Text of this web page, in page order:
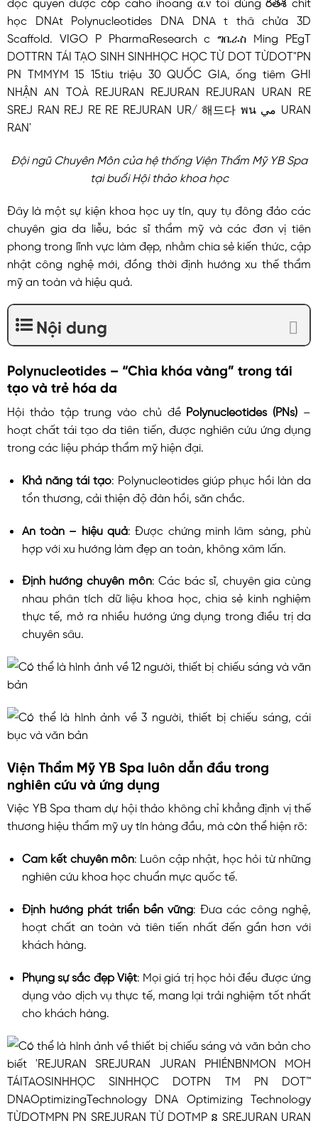
Đội ngũ Chuyên Môn của hệ thống Viện Thẩm Mỹ YB Spa
tại buổi Hội thảo khoa học
Đây là một sự kiện khoa học uy tín, quy tụ đông đảo các
chuyên gia da liễu, bác sĩ thẩm mỹ và các đơn vị tiên
phong trong lĩnh vực làm đẹp, nhằm chia sẻ kiến thức, cập
nhật công nghệ mới, đồng thời định hướng xu thế thẩm
mỹ an toàn và hiệu quả.
Nội dung
Polynucleotides – “Chìa khóa vàng” trong tái
tạo và trẻ hóa da
Hội thảo tập trung vào chủ đề Polynucleotides (PNs) –
hoạt chất tái tạo da tiên tiến, được nghiên cứu ứng dụng
trong các liệu pháp thẩm mỹ hiện đại.
Khả năng tái tạo: Polynucleotides giúp phục hồi làn da
tổn thương, cải thiện độ đàn hồi, săn chắc.
An toàn – hiệu quả: Được chứng minh lâm sàng, phù
hợp với xu hướng làm đẹp an toàn, không xâm lấn.
Định hướng chuyên môn: Các bác sĩ, chuyên gia cùng
nhau phân tích dữ liệu khoa học, chia sẻ kinh nghiệm
thực tế, mở ra nhiều hướng ứng dụng trong điều trị da
chuyên sâu.
Viện Thẩm Mỹ YB Spa luôn dẫn đầu trong
nghiên cứu và ứng dụng
Việc YB Spa tham dự hội thảo không chỉ khẳng định vị thế
thương hiệu thẩm mỹ uy tín hàng đầu, mà còn thể hiện rõ:
Cam kết chuyên môn: Luôn cập nhật, học hỏi từ những
nghiên cứu khoa học chuẩn mực quốc tế.
Định hướng phát triển bền vững: Đưa các công nghệ,
hoạt chất an toàn và tiên tiến nhất đến gần hơn với
khách hàng.
Phụng sự sắc đẹp Việt: Mọi giá trị học hỏi đều được ứng
dụng vào dịch vụ thực tế, mang lại trải nghiệm tốt nhất
cho khách hàng.